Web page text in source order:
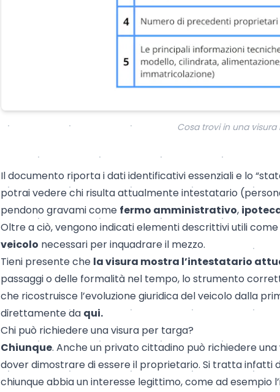
Cosa trovi in una visura
Il documento riporta i dati identificativi essenziali e lo
potrai vedere chi risulta attualmente intestatario
pendono gravami come fermo amministrativo,
Oltre a ciò, vengono indicati elementi descrittivi utili
veicolo necessari per inquadrare il mezzo.
Tieni presente che la visura mostra l’intestatario
passaggi o delle formalità nel tempo, lo strumento
che ricostruisce l’evoluzione giuridica del veicolo dalla
direttamente da qui.
Chi può richiedere una visura per targa?
Chiunque. Anche un privato cittadino può richiedere una
dover dimostrare di essere il proprietario. Si tratta infatti
chiunque abbia un interesse legittimo, come ad esempio